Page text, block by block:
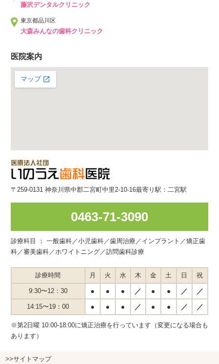
藤沢デンタルクリニック
東京都品川区
大森みんなの歯科クリニック
医院案内
〒259-0131 神奈川県中郡二宮町中里2-10-16最寄り駅：二宮駅
0463-71-3090
診療科目 ： 一般歯科／小児歯科／歯周治療／インプラント／矯正歯
科／審美歯科／ホワイトニング／訪問歯科診療
診療時間 月 火 水 木 金 土 日 祝
9:30〜12：30 ● ● ● ／ ● ● ／ ／
14:15〜19：00 ● ● ● ／ ● ● ／ ／
※第2日曜 10:00-18:00に矯正治療を行っています（変更になる場合も
あります）
>>サイトマップ